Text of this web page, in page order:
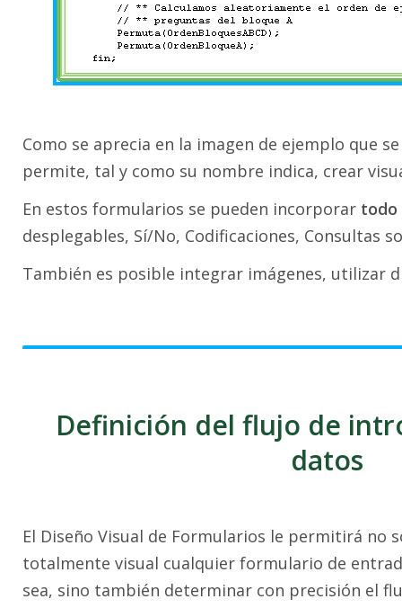
Como se aprecia en la imagen de ejemplo que
permite, tal y como su nombre indica, crear
En estos formularios se pueden incorporar todo
desplegables, Sí/No, Codificaciones, Consultas
También es posible integrar imágenes, utilizar
Definición del flujo de
datos
El Diseño Visual de Formularios le permitirá no
totalmente visual cualquier formulario de
sea, sino también determinar con precisión el